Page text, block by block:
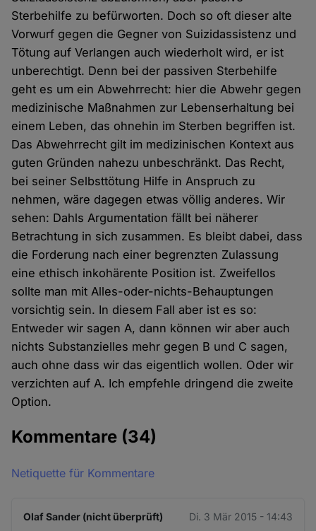
Sterbehilfe zu befürworten. Doch so oft dieser alte
Vorwurf gegen die Gegner von Suizidassistenz und
Tötung auf Verlangen auch wiederholt wird, er ist
unberechtigt. Denn bei der passiven Sterbehilfe
geht es um ein Abwehrrecht: hier die Abwehr gegen
medizinische Maßnahmen zur Lebenserhaltung bei
einem Leben, das ohnehin im Sterben begriffen ist.
Das Abwehrrecht gilt im medizinischen Kontext aus
guten Gründen nahezu unbeschränkt. Das Recht,
bei seiner Selbsttötung Hilfe in Anspruch zu
nehmen, wäre dagegen etwas völlig anderes. Wir
sehen: Dahls Argumentation fällt bei näherer
Betrachtung in sich zusammen. Es bleibt dabei, dass
die Forderung nach einer begrenzten Zulassung
eine ethisch inkohärente Position ist. Zweifellos
sollte man mit Alles-oder-nichts-Behauptungen
vorsichtig sein. In diesem Fall aber ist es so:
Entweder wir sagen A, dann können wir aber auch
nichts Substanzielles mehr gegen B und C sagen,
auch ohne dass wir das eigentlich wollen. Oder wir
verzichten auf A. Ich empfehle dringend die zweite
Option.
Kommentare (34)
Netiquette für Kommentare
Olaf Sander (nicht überprüft) Di. 3 Mär 2015 - 14:43